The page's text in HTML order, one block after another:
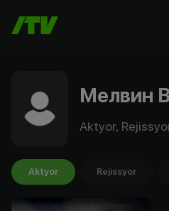
Мелвин
Aktyor,
Aktyor Rejissyor